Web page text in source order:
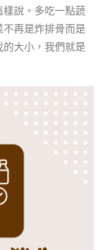
說。多吃一點蔬
再是炸排骨而是
大小，我們就是